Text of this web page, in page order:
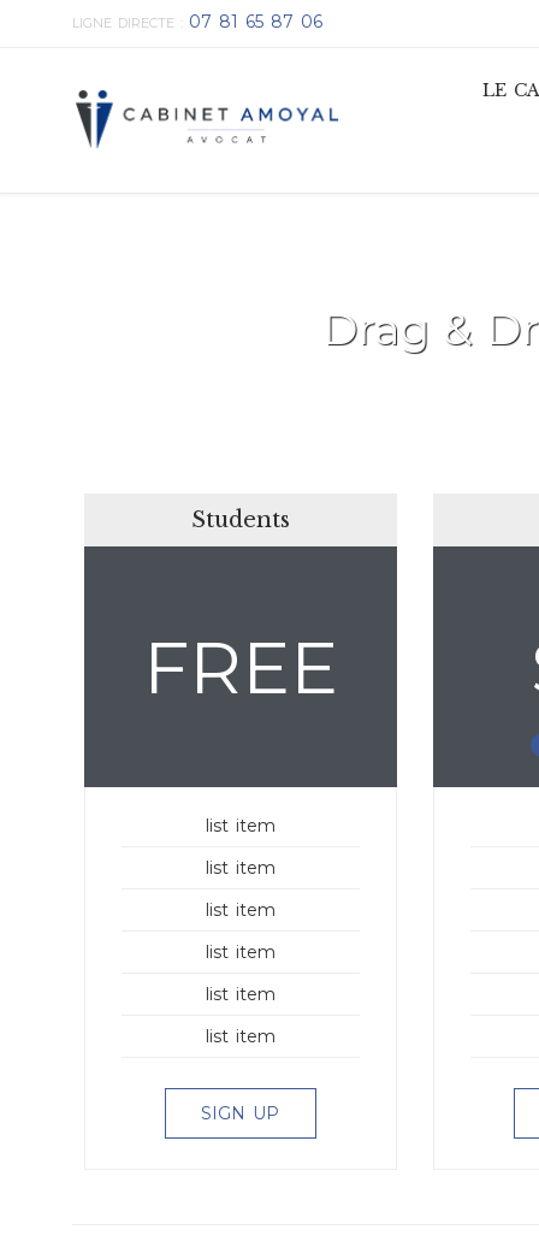
LIGNE DIRECTE : 07 81 65 87 06
LE
Drag &
Students
FREE
list item
list item
list item
list item
list item
list item
SIGN UP